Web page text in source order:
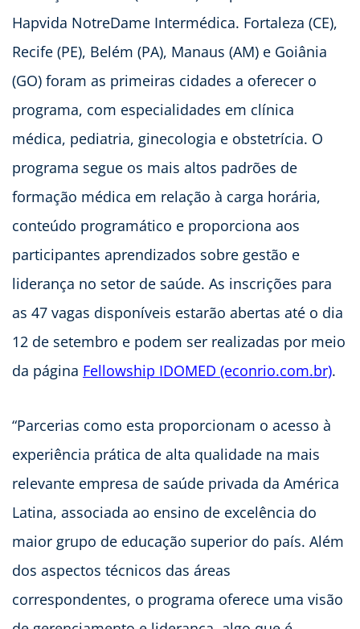
Hapvida NotreDame Intermédica. Fortaleza (CE),
Recife (PE), Belém (PA), Manaus (AM) e Goiânia
(GO) foram as primeiras cidades a oferecer o
programa, com especialidades em clínica
médica, pediatria, ginecologia e obstetrícia. O
programa segue os mais altos padrões de
formação médica em relação à carga horária,
conteúdo programático e proporciona aos
participantes aprendizados sobre gestão e
liderança no setor de saúde. As inscrições para
as 47 vagas disponíveis estarão abertas até o dia
12 de setembro e podem ser realizadas por meio
da página Fellowship IDOMED (econrio.com.br).
“Parcerias como esta proporcionam o acesso à
experiência prática de alta qualidade na mais
relevante empresa de saúde privada da América
Latina, associada ao ensino de excelência do
maior grupo de educação superior do país. Além
dos aspectos técnicos das áreas
correspondentes, o programa oferece uma visão